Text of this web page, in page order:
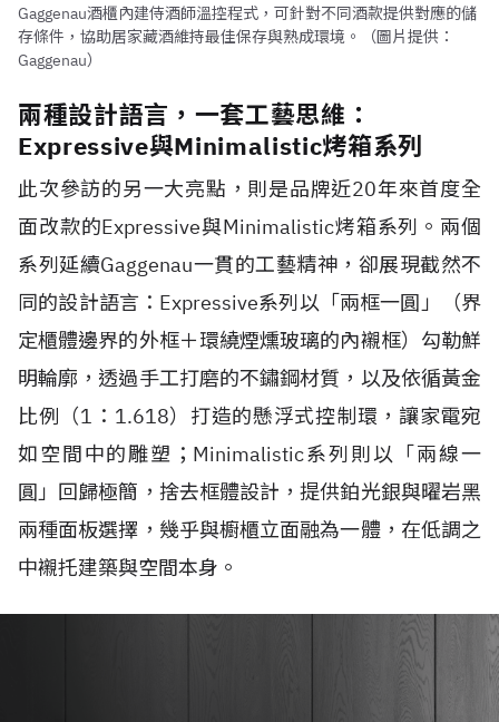
Gaggenau酒櫃內建侍酒師溫控程式，可針對不同酒款提供對應的儲
存條件，協助居家藏酒維持最佳保存與熟成環境。（圖片提供：
Gaggenau）
兩種設計語言，一套工藝思維：
Expressive與Minimalistic烤箱系列
此次參訪的另一大亮點，則是品牌近20年來首度全
面改款的Expressive與Minimalistic烤箱系列。兩個
系列延續Gaggenau一貫的工藝精神，卻展現截然不
同的設計語言：Expressive系列以「兩框一圓」（界
定櫃體邊界的外框＋環繞煙燻玻璃的內襯框）勾勒鮮
明輪廓，透過手工打磨的不鏽鋼材質，以及依循黃金
比例（1：1.618）打造的懸浮式控制環，讓家電宛
如空間中的雕塑；Minimalistic系列則以「兩線一
圓」回歸極簡，捨去框體設計，提供鉑光銀與曜岩黑
兩種面板選擇，幾乎與櫥櫃立面融為一體，在低調之
中襯托建築與空間本身。